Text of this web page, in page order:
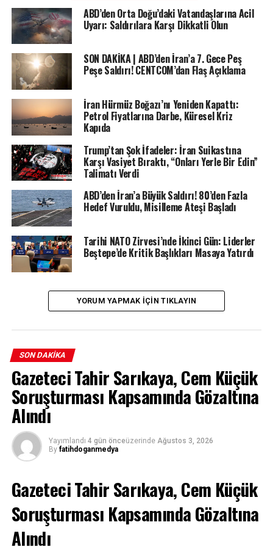
ABD’den Orta Doğu’daki Vatandaşlarına Acil
Uyarı: Saldırılara Karşı Dikkatli Olun
SON DAKİKA | ABD’den İran’a 7. Gece Peş
Peşe Saldırı! CENTCOM’dan Flaş Açıklama
İran Hürmüz Boğazı’nı Yeniden Kapattı:
Petrol Fiyatlarına Darbe, Küresel Kriz
Kapıda
Trump’tan Şok İfadeler: İran Suikastına
Karşı Vasiyet Bıraktı, “Onları Yerle Bir Edin”
Talimatı Verdi
ABD’den İran’a Büyük Saldırı! 80’den Fazla
Hedef Vuruldu, Misilleme Ateşi Başladı
Tarihi NATO Zirvesi’nde İkinci Gün: Liderler
Beştepe’de Kritik Başlıkları Masaya Yatırdı
YORUM YAPMAK IÇIN TIKLAYIN
SON DAKIKA
Gazeteci Tahir Sarıkaya, Cem Küçük
Soruşturması Kapsamında Gözaltına
Alındı
Yayımlandı 4 gün önceüzerinde Ağustos 3, 2026
By fatihdoganmedya
Gazeteci Tahir Sarıkaya, Cem Küçük
Soruşturması Kapsamında Gözaltına
Alındı